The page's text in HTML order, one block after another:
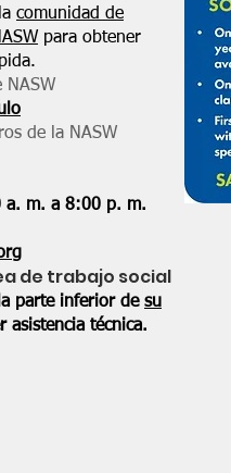
comunidad de
para obtener
de la NASW
a. m. a 8:00 p. m.
de trabajo social
parte inferior de su
asistencia técnica.